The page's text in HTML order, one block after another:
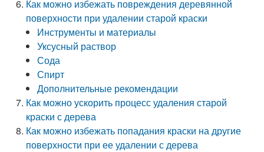
Как можно избежать повреждения деревянной
поверхности при удалении старой краски
Инструменты и материалы
Уксусный раствор
Сода
Спирт
Дополнительные рекомендации
Как можно ускорить процесс удаления старой
краски с дерева
Как можно избежать попадания краски на другие
поверхности при ее удалении с дерева